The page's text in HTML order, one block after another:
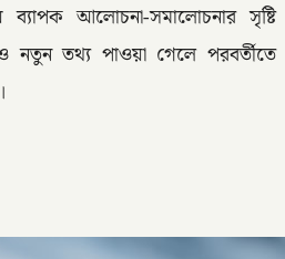
আলোচনা-সমালোচনার সৃষ্টি
নতুন তথ্য পাওয়া গেলে পরবর্তীতে